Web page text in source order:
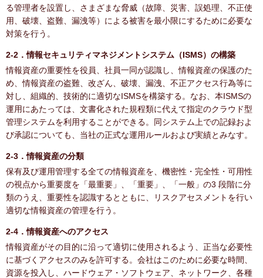
る管理者を設置し、さまざまな脅威（故障、災害、誤処理、不正使
用、破壊、盗難、漏洩等）による被害を最小限にするために必要な
対策を行う。
2-2．情報セキュリティマネジメントシステム（ISMS）の構築
情報資産の重要性を役員、社員一同が認識し、情報資産の保護のた
め、情報資産の盗難、改ざん、破壊、漏洩、不正アクセス行為等に
対し、組織的、技術的に適切なISMSを構築する。なお、本ISMSの
運用にあたっては、文書化された規程類に代えて指定のクラウド型
管理システムを利用することができる。同システム上での記録およ
び承認についても、当社の正式な運用ルールおよび実績とみなす。
2-3．情報資産の分類
保有及び運用管理する全ての情報資産を、機密性・完全性・可用性
の視点から重要度を「最重要」、「重要」、「一般」の3 段階に分
類のうえ、重要性を認識するとともに、リスクアセスメントを行い
適切な情報資産の管理を行う。
2-4．情報資産へのアクセス
情報資産がその目的に沿って適切に使用されるよう、正当な必要性
に基づくアクセスのみを許可する。会社はこのために必要な時間、
資源を投入し、ハードウェア・ソフトウェア、ネットワーク、各種